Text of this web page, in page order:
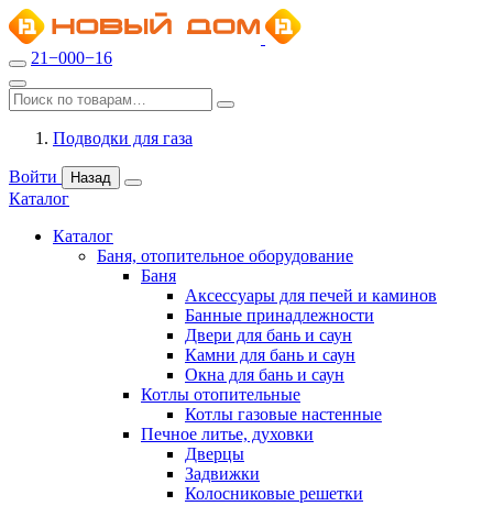
21−000−16
Подводки для газа
Войти Назад
Каталог
Каталог
Баня, отопительное оборудование
Баня
Аксессуары для печей и каминов
Банные принадлежности
Двери для бань и саун
Камни для бань и саун
Окна для бань и саун
Котлы отопительные
Котлы газовые настенные
Печное литье, духовки
Дверцы
Задвижки
Колосниковые решетки